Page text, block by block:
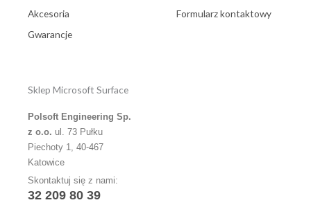
Akcesoria
Gwarancje
Formularz kontaktowy
Sklep Microsoft Surface
Polsoft Engineering Sp.
z o.o. ul. 73 Pułku
Piechoty 1, 40-467
Katowice
Skontaktuj się z nami:
32 209 80 39